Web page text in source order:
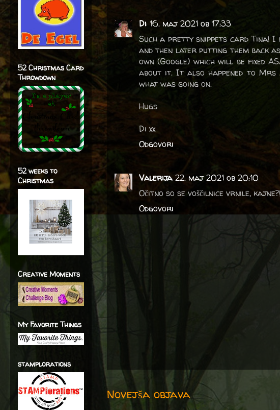
Di 16. maj 2021 ob 17:33
Such a pretty snippets card Tina!
and then later putting them back
own (Google) which will be fixed
about it. It also happened to Mrs
what was going on.
Hugs
Di xx
Odgovori
Valerija 22. maj 2021 ob 20:10
Očitno so se voščilnice vrnile,
Odgovori
Novejša objava
52 Christmas Card
Throwdown
52 weeks to
Christmas
Creative Moments
My Favorite Things
stamplorations